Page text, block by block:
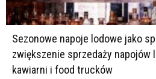
Sezonowe napoje lodowe jako
zwiększenie sprzedaży napojów
kawiarni i food trucków